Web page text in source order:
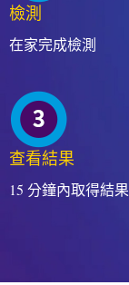
檢測
在家完成檢測
查看結果
15 分鐘內取得結果